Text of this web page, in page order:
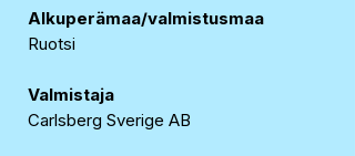
Alkuperämaa/valmistusmaa
Ruotsi
Valmistaja
Carlsberg Sverige AB